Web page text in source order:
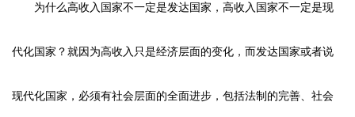
为什么高收入国家不一定是发达国家，高收入国家不一定是现
代化国家？就因为高收入只是经济层面的变化，而发达国家或者说
现代化国家，必须有社会层面的全面进步，包括法制的完善、社会